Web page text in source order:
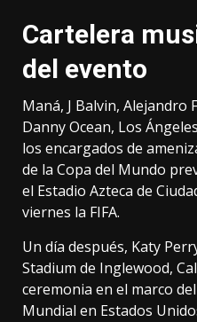
Cartelera
del evento
Maná, J Balvin, Alejandro
Danny Ocean, Los
los encargados de
de la Copa del Mundo
el Estadio Azteca de
viernes la FIFA.
Un día después, Katy
Stadium de Inglewood,
ceremonia en el marco
Mundial en Estados